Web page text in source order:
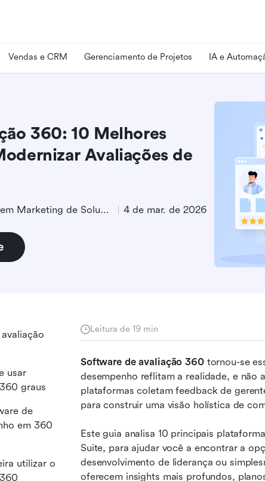
Vendas e CRM Gerenciamento de Projetos IA e
360: 10 Melhores
Avaliações de
Especialista em Marketing de Soluções 4 de mar. de 2026
Leitura de 19 min
Software de avaliação 360 tornou-se
desempenho reflitam a realidade, e não
plataformas coletam feedback de
para construir uma visão holística de
Este guia analisa 10 principais
Suite, para ajudar você a encontrar a
desenvolvimento de liderança ou
oferecem insights mais profundos,
usar
graus
de
em 360
utilizar o